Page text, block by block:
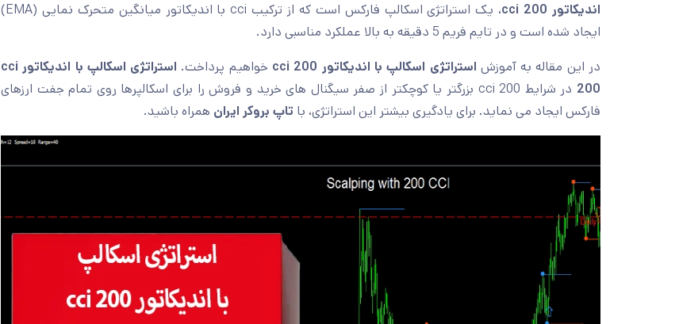
اندیکاتور cci 200
، یک استراتژی اسکالپ فارکس است که از ترکیب cci با اندیکاتور میانگین متحرک نمایی (EMA)
ایجاد شده است و در تایم فریم 5 دقیقه به بالا عملکرد مناسبی دارد.
در این مقاله به آموزش استراتژی اسکالپ با اندیکاتور cci 200 خواهیم پرداخت.
استراتژی اسکالپ با اندیکاتور cci
200
در شرایط cci 200 بزرگتر یا کوچکتر از صفر سیگنال های خرید و فروش را برای اسکالپرها روی تمام جفت ارزهای
فارکس ایجاد می نماید. برای یادگیری بیشتر این استراتژی، با تاپ بروکر ایران همراه باشید.